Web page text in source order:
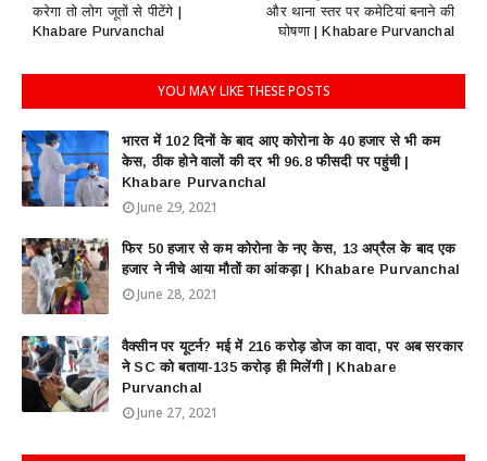
और थाना स्तर पर कमेटियां बनाने की
घोषणा | Khabare Purvanchal
करेगा तो लोग जूतों से पीटेंगे |
Khabare Purvanchal
YOU MAY LIKE THESE POSTS
भारत में 102 दिनों के बाद आए कोरोना के 40 हजार से भी कम
केस, ठीक होने वालों की दर भी 96.8 फीसदी पर पहुंची |
Khabare Purvanchal
June 29, 2021
फिर 50 हजार से कम कोरोना के नए केस, 13 अप्रैल के बाद एक
हजार ने नीचे आया मौतों का आंकड़ा | Khabare Purvanchal
June 28, 2021
वैक्सीन पर यूटर्न? मई में 216 करोड़ डोज का वादा, पर अब सरकार
ने SC को बताया-135 करोड़ ही मिलेंगी | Khabare
Purvanchal
June 27, 2021